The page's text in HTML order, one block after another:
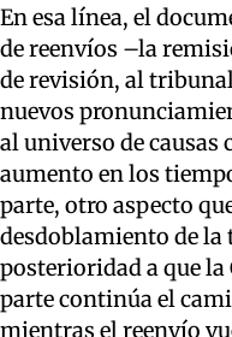
En esa línea, el
de reenvíos –la
de revisión, al
nuevos
al universo de causas
aumento en los
parte, otro aspecto
desdoblamiento de la
posterioridad a que la
parte continúa el
mientras el reenvío